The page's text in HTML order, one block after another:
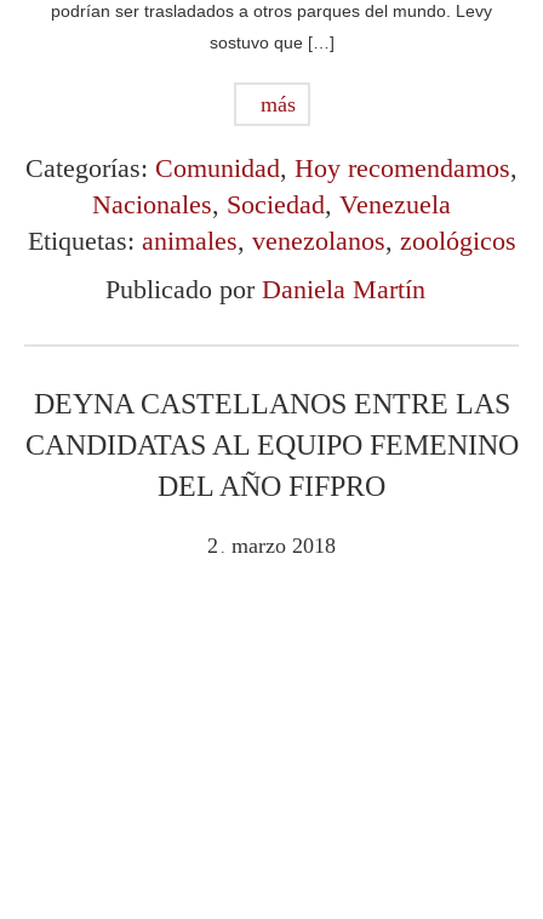
podrían ser trasladados a otros parques del mundo. Levy
sostuvo que […]
más
Categorías: Comunidad, Hoy recomendamos,
Nacionales, Sociedad, Venezuela
Etiquetas: animales, venezolanos, zoológicos
Publicado por Daniela Martín
DEYNA CASTELLANOS ENTRE LAS
CANDIDATAS AL EQUIPO FEMENINO
DEL AÑO FIFPRO
2 marzo 2018